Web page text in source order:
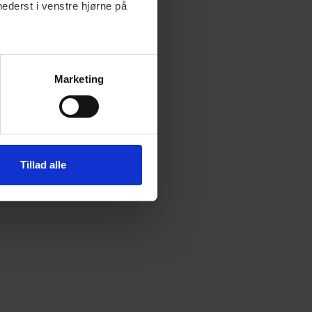
i venstre hjørne på
Marketing
Tillad alle